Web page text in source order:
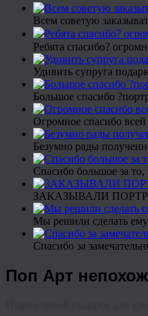
Всем советую
Ребята спасибо?
Удивить супруга
Большое спасибо
Огромное спасибо всей
Безумно рады
Спасибо большое за
ЗАКАЗЫВАЛИ
Мы решили сделать
Спасибо за
Поп Арт